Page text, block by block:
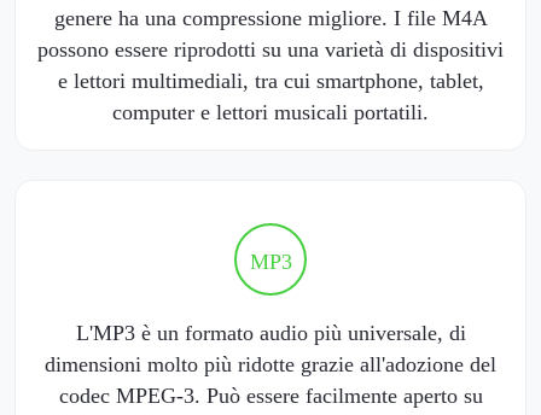
genere ha una compressione migliore. I file M4A
possono essere riprodotti su una varietà di dispositivi
e lettori multimediali, tra cui smartphone, tablet,
computer e lettori musicali portatili.
MP3
L'MP3 è un formato audio più universale, di
dimensioni molto più ridotte grazie all'adozione del
codec MPEG-3. Può essere facilmente aperto su